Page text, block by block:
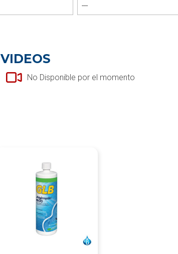
---
VIDEOS
No Disponible por el momento